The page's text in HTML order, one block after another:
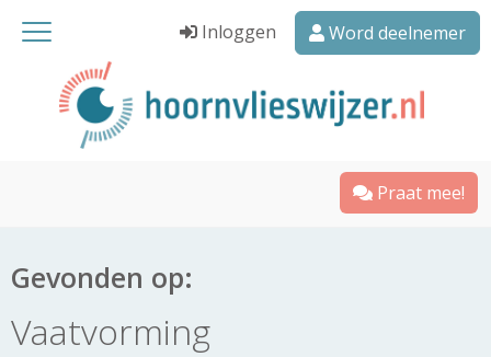
Inloggen Word deelnemer
Praat mee!
Gevonden op:
Vaatvorming